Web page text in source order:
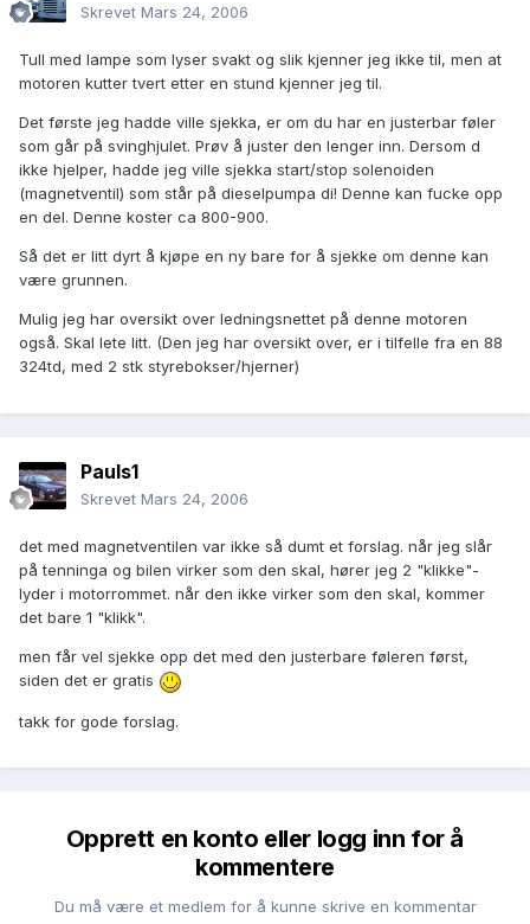
Skrevet Mars 24, 2006
Tull med lampe som lyser svakt og slik kjenner jeg ikke til, men at
motoren kutter tvert etter en stund kjenner jeg til.
Det første jeg hadde ville sjekka, er om du har en justerbar føler
som går på svinghjulet. Prøv å juster den lenger inn. Dersom d
ikke hjelper, hadde jeg ville sjekka start/stop solenoiden
(magnetventil) som står på dieselpumpa di! Denne kan fucke opp
en del. Denne koster ca 800-900.
Så det er litt dyrt å kjøpe en ny bare for å sjekke om denne kan
være grunnen.
Mulig jeg har oversikt over ledningsnettet på denne motoren
også. Skal lete litt. (Den jeg har oversikt over, er i tilfelle fra en 88
324td, med 2 stk styrebokser/hjerner)
Pauls1
Skrevet Mars 24, 2006
det med magnetventilen var ikke så dumt et forslag. når jeg slår
på tenninga og bilen virker som den skal, hører jeg 2 "klikke"-
lyder i motorrommet. når den ikke virker som den skal, kommer
det bare 1 "klikk".
men får vel sjekke opp det med den justerbare føleren først,
siden det er gratis
takk for gode forslag.
Opprett en konto eller logg inn for å
kommentere
Du må være et medlem for å kunne skrive en kommentar